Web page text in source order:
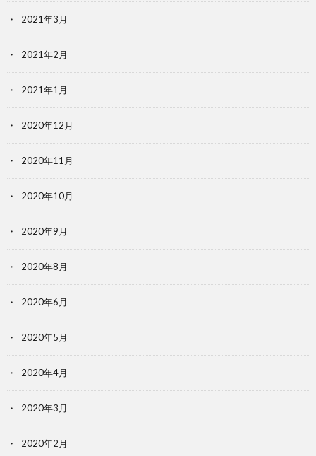
2021年3月
2021年2月
2021年1月
2020年12月
2020年11月
2020年10月
2020年9月
2020年8月
2020年6月
2020年5月
2020年4月
2020年3月
2020年2月